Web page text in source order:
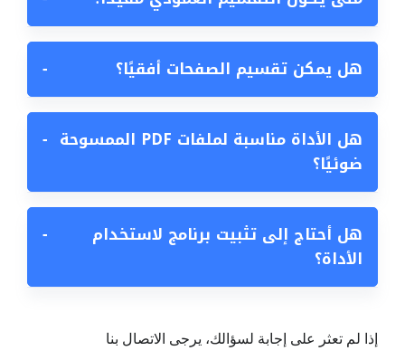
هل يمكن تقسيم الصفحات أفقيًا؟ −
هل الأداة مناسبة لملفات PDF الممسوحة
ضوئيًا؟
−
هل أحتاج إلى تثبيت برنامج لاستخدام
الأداة؟
−
إذا لم تعثر على إجابة لسؤالك، يرجى الاتصال بنا